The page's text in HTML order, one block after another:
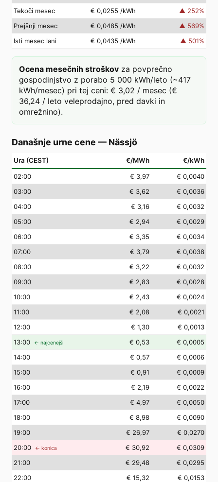
Tekoči mesec
€ 0,0255 /kWh ▲ 252%
Prejšnji mesec
€ 0,0485 /kWh ▲ 569%
Isti mesec lani
€ 0,0435 /kWh ▲ 501%
Ocena mesečnih stroškov za povprečno
gospodinjstvo z porabo 5 000 kWh/leto (~417
kWh/mesec) pri tej ceni: € 3,02 / mesec (€
36,24 / leto veleprodajno, pred davki in
omrežnino).
Današnje urne cene — Nässjö
Ura (CEST) €/MWh €/kWh
02:00 € 3,97
€ 0,0040
03:00 € 3,62
€ 0,0036
04:00 € 3,16
€ 0,0032
05:00 € 2,94
€ 0,0029
06:00 € 3,35
€ 0,0034
07:00 € 3,79
€ 0,0038
08:00 € 3,22
€ 0,0032
09:00 € 2,83
€ 0,0028
10:00 € 2,43
€ 0,0024
11:00 € 2,08
€ 0,0021
12:00 € 1,30
€ 0,0013
13:00 ← najcenejši € 0,53
€ 0,0005
14:00 € 0,57
€ 0,0006
15:00 € 0,91
€ 0,0009
16:00 € 2,19
€ 0,0022
17:00 € 4,97
€ 0,0050
18:00 € 8,98
€ 0,0090
19:00 € 26,97
€ 0,0270
20:00 ← konica € 30,92
€ 0,0309
21:00 € 29,48
€ 0,0295
22:00 € 15,32
€ 0,0153